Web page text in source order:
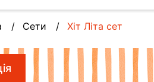
Сети Хіт Літа сет